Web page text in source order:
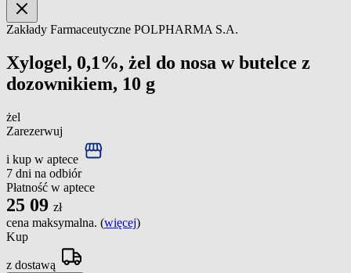
Zakłady Farmaceutyczne POLPHARMA S.A.
Xylogel, 0,1%, żel do nosa w butelce z
dozownikiem, 10 g
żel
Zarezerwuj
i kup w aptece
7 dni na odbiór
Płatność w aptece
25 09 zł
cena maksymalna. (więcej)
Kup
z dostawą